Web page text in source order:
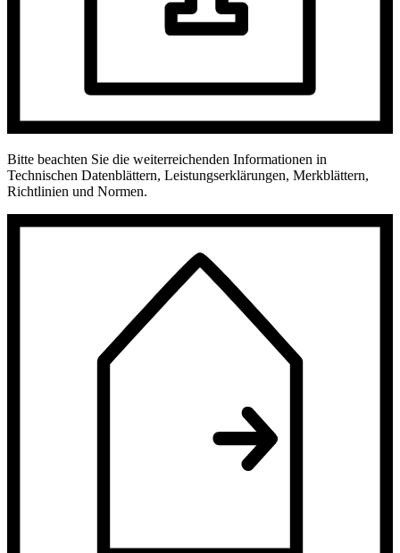
Bitte beachten Sie die weiterreichenden Informationen in
Technischen Datenblättern, Leistungserklärungen, Merkblättern,
Richtlinien und Normen.